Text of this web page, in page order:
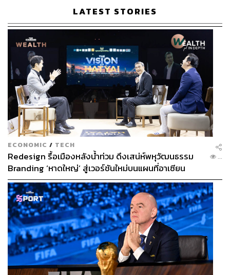
LATEST STORIES
ECONOMIC / TECH
Redesign รื้อเมืองหลังน้ำท่วม ดึงเสน่ห์พหุวัฒนธรรม
Branding ‘หาดใหญ่’ สู่เวอร์ชันใหม่บนแผนที่อาเซียน
...